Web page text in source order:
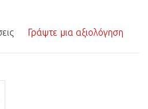
Γράψτε μια αξιολόγηση